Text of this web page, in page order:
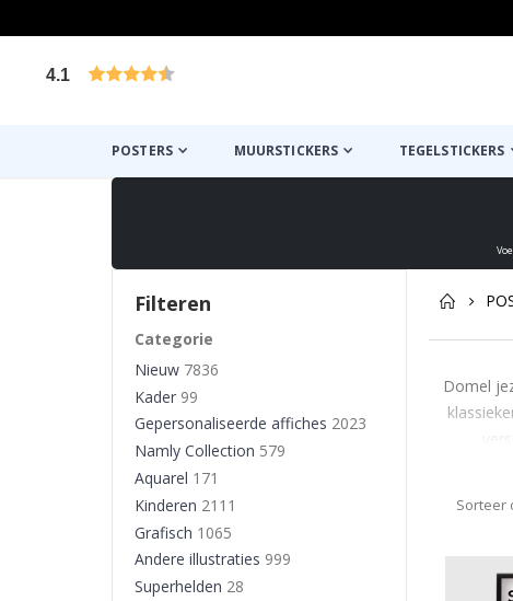
4.1
POSTERS MUURSTICKERS TEGELSTICKERS
Domel
Sorteer
Filteren
Categorie
Nieuw 7836
Kader 99
Gepersonaliseerde affiches 2023
Namly Collection 579
Aquarel 171
Kinderen 2111
Grafisch 1065
Andere illustraties 999
Superhelden 28